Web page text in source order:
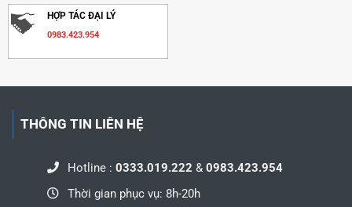
HỢP TÁC ĐẠI LÝ
0983.423.954
THÔNG TIN LIÊN HỆ
Hotline : 0333.019.222 & 0983.423.954
Thời gian phục vụ: 8h-20h